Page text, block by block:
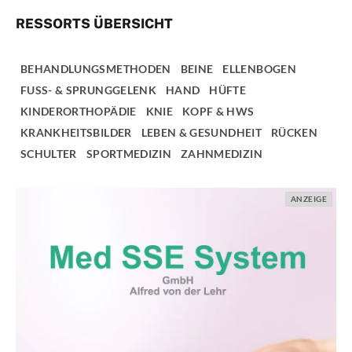
RESSORTS ÜBERSICHT
BEHANDLUNGSMETHODEN BEINE
ELLENBOGEN
FUSS- & SPRUNGGELENK
HAND
HÜFTE
KINDERORTHOPÄDIE
KNIE
KOPF & HWS
KRANKHEITSBILDER
LEBEN & GESUNDHEIT
RÜCKEN
SCHULTER
SPORTMEDIZIN ZAHNMEDIZIN
ANZEIGE